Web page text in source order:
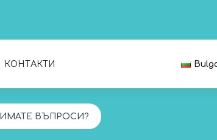
КОНТАКТИ
ИМАТЕ ВЪПРОСИ?